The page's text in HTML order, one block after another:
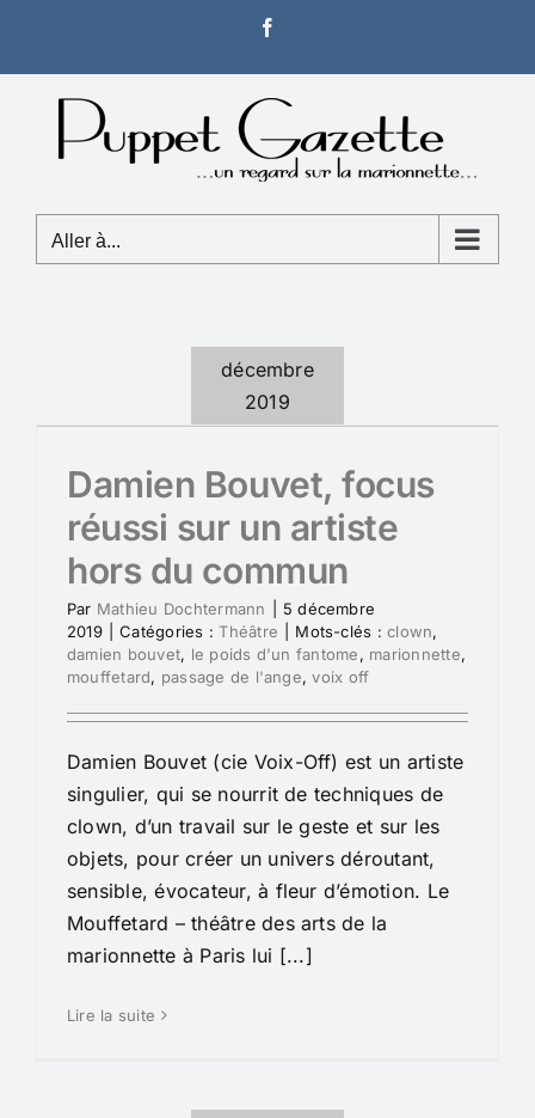
contenu
Aller à...
décembre
2019
Damien Bouvet, focus
réussi sur un artiste
hors du commun
Par Mathieu Dochtermann
5 décembre
2019
Catégories :Théâtre Mots-clés :clown,
damien bouvet, le poids d'un fantome, marionnette,
mouffetard, passage de l'ange,voix off
Damien Bouvet (cie Voix-Off) est un artiste
singulier, qui se nourrit de techniques de
clown, d’un travail sur le geste et sur les
objets, pour créer un univers déroutant,
sensible, évocateur, à fleur d’émotion. Le
Mouffetard – théâtre des arts de la
marionnette à Paris lui [...]
Lire la suite